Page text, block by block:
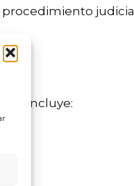
procedimiento
incluye: